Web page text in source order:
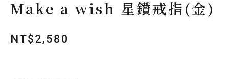
Make a wish 星鑽戒指(金)
NT$2,580